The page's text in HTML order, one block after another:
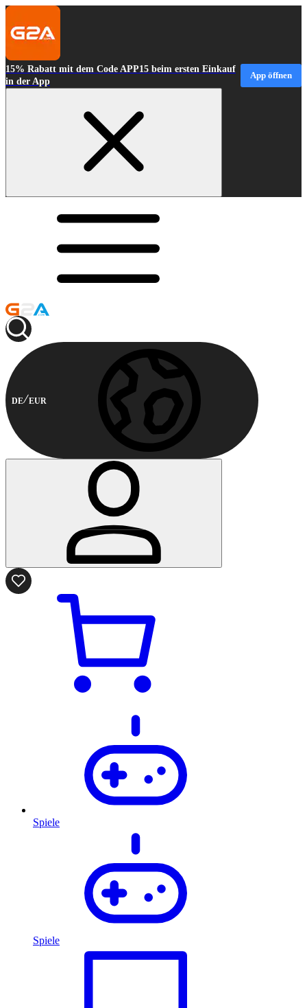
15% Rabatt mit dem Code APP15 beim ersten Einkauf
in der App
App öffnen
DE EUR
Spiele
Spiele